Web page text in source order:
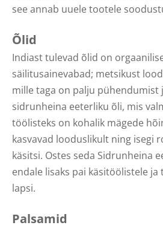
see annab uuele tootele
Õlid
Indiast tulevad õlid on
säilitusainevabad; metsikust
mille taga on palju pühendumist
sidrunheina eeterliku õli, mis
töölisteks on kohalik mägede
kasvavad looduslikult ning isegi
käsitsi. Ostes seda Sidrunheina
endale lisaks pai käsitöölistele
lapsi.
Palsamid